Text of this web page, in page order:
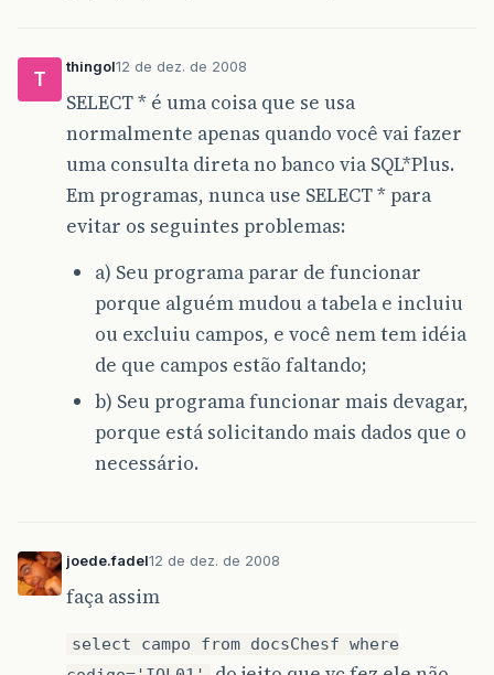
T
thingol12 de dez. de 2008
SELECT * é uma coisa que se usa
normalmente apenas quando você vai fazer
uma consulta direta no banco via SQL*Plus.
Em programas, nunca use SELECT * para
evitar os seguintes problemas:
a) Seu programa parar de funcionar
porque alguém mudou a tabela e incluiu
ou excluiu campos, e você nem tem idéia
de que campos estão faltando;
b) Seu programa funcionar mais devagar,
porque está solicitando mais dados que o
necessário.
joede.fadel12 de dez. de 2008
faça assim
select campo from docsChesf where